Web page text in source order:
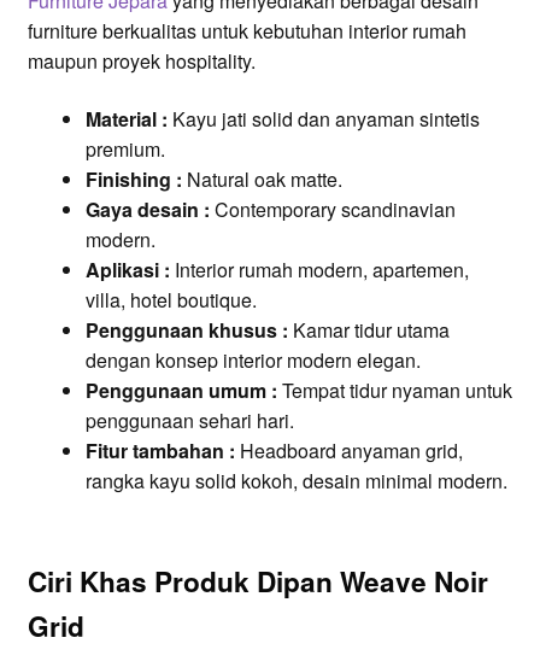
furniture berkualitas untuk kebutuhan interior rumah
maupun proyek hospitality.
Material : Kayu jati solid dan anyaman sintetis
premium.
Finishing : Natural oak matte.
Gaya desain : Contemporary scandinavian
modern.
Aplikasi : Interior rumah modern, apartemen,
villa, hotel boutique.
Penggunaan khusus : Kamar tidur utama
dengan konsep interior modern elegan.
Penggunaan umum : Tempat tidur nyaman untuk
penggunaan sehari hari.
Fitur tambahan : Headboard anyaman grid,
rangka kayu solid kokoh, desain minimal modern.
Ciri Khas Produk Dipan Weave Noir
Grid